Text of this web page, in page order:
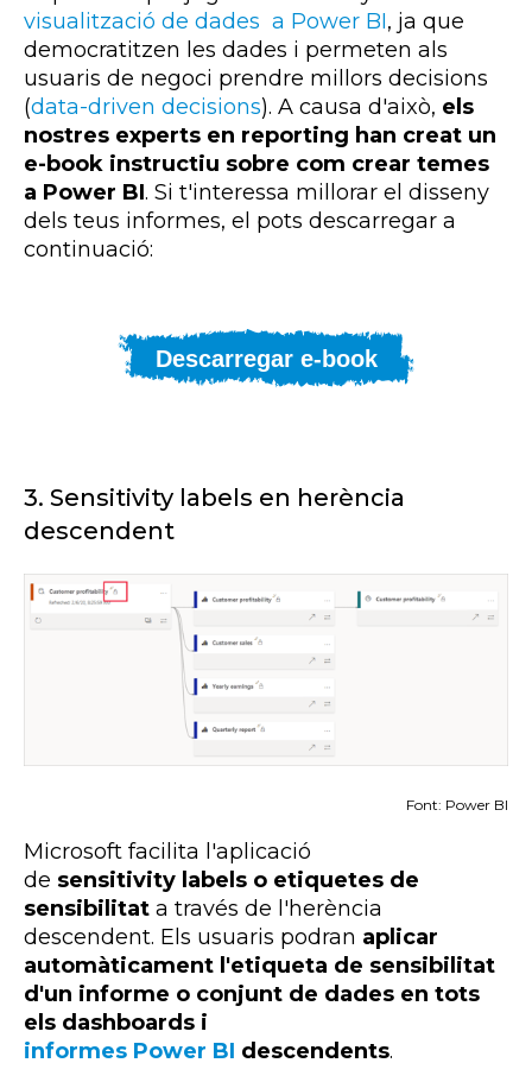
visualització de dades a Power BI, ja que
democratitzen les dades i permeten als
usuaris de negoci prendre millors decisions
(data-driven decisions). A causa d'això, els
nostres experts en reporting han creat un
e-book instructiu sobre com crear temes
a Power BI. Si t'interessa millorar el disseny
dels teus informes, el pots descarregar a
continuació:
Descarregar e-book
3. Sensitivity labels en herència
descendent
Font: Power BI
Microsoft facilita l'aplicació
de sensitivity labels o etiquetes de
sensibilitat a través de l'herència
descendent. Els usuaris podran aplicar
automàticament l'etiqueta de sensibilitat
d'un informe o conjunt de dades en tots
els dashboards i
informes Power BI descendents.